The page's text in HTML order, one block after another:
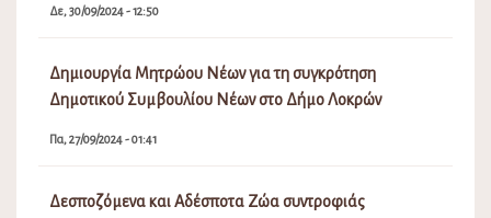
Δε, 30/09/2024 - 12:50
Δημιουργία Μητρώου Νέων για τη συγκρότηση
Δημοτικού Συμβουλίου Νέων στο Δήμο Λοκρών
Πα, 27/09/2024 - 01:41
Δεσποζόμενα και Αδέσποτα Ζώα συντροφιάς